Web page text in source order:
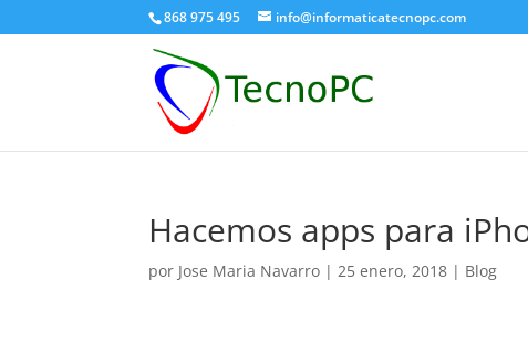
868 975 495 info@informaticatecnopc.com
Hacemos apps para
por Jose Maria Navarro |25 enero, 2018 | Blog